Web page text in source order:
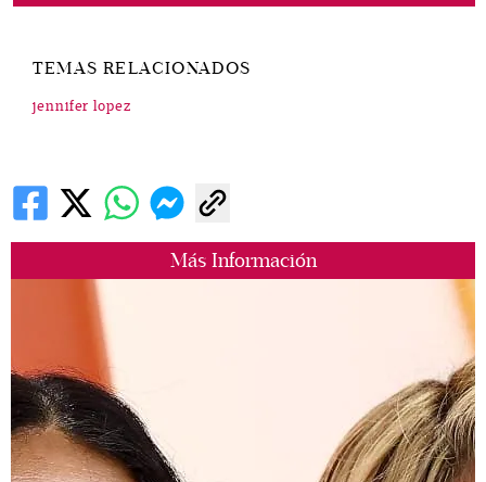
Más Información
TEMAS RELACIONADOS
jennifer lopez